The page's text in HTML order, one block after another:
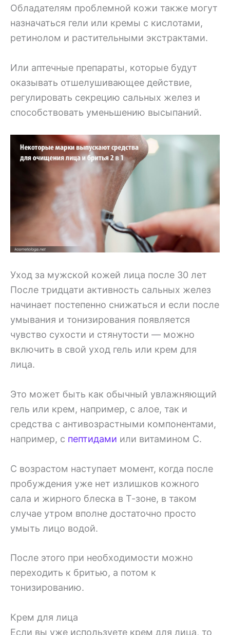
Обладателям проблемной кожи также могут
назначаться гели или кремы с кислотами,
ретинолом и растительными экстрактами.
Или аптечные препараты, которые будут
оказывать отшелушивающее действие,
регулировать секрецию сальных желез и
способствовать уменьшению высыпаний.
Уход за мужской кожей лица после 30 лет
После тридцати активность сальных желез
начинает постепенно снижаться и если после
умывания и тонизирования появляется
чувство сухости и стянутости — можно
включить в свой уход гель или крем для
лица.
Это может быть как обычный увлажняющий
гель или крем, например, с алое, так и
средства с антивозрастными компонентами,
например, с пептидами или витамином С.
С возрастом наступает момент, когда после
пробуждения уже нет излишков кожного
сала и жирного блеска в Т-зоне, в таком
случае утром вполне достаточно просто
умыть лицо водой.
После этого при необходимости можно
переходить к бритью, а потом к
тонизированию.
Крем для лица
Если вы уже используете крем для лица, то